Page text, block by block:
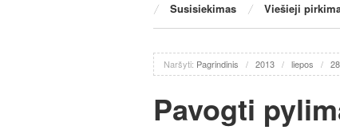
Susisiekimas Viešieji
Naršyti: Pagrindinis / 2013 / liepos / 28
Pavogti